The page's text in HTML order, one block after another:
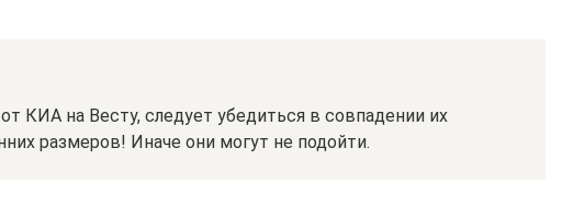
КИА на Весту, следует убедиться в совпадении их
размеров! Иначе они могут не подойти.